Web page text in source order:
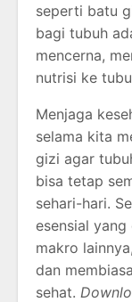
seperti batu
bagi tubuh
mencerna,
nutrisi ke
Menjaga
selama kita
gizi agar
bisa tetap
sehari-hari.
esensial
makro
dan
sehat.